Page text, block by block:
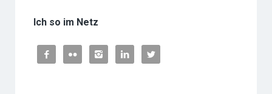
Ich so im Netz
    